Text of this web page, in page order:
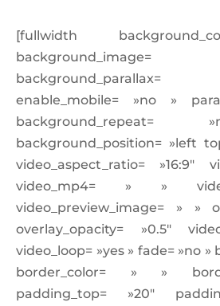
[fullwidth
enable_mobile= »no »
background_repeat=
background_position= »left
video_aspect_ratio= »16:9″
video_mp4= » »
video_preview_image= » »
overlay_opacity= »0.5″
video_loop= »yes » fade= »no »
border_color= » »
padding_top= »20″